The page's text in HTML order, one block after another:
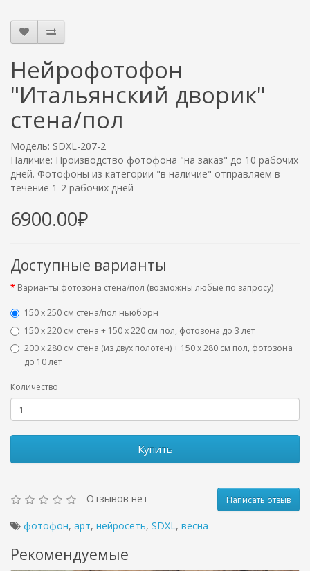
Нейрофотофон
"Итальянский дворик"
стена/пол
Модель: SDXL-207-2
Наличие: Производство фотофона "на заказ" до 10 рабочих
дней. Фотофоны из категории "в наличие" отправляем в
течение 1-2 рабочих дней
6900.00₽
Доступные варианты
Варианты фотозона стена/пол (возможны любые по запросу)
150 х 250 см стена/пол ньюборн
150 х 220 см стена + 150 х 220 см пол, фотозона до 3 лет
200 х 280 см стена (из двух полотен) + 150 х 280 см пол, фотозона
до 10 лет
Количество
Купить
Отзывов нет Написать отзыв
фотофон, арт, нейросеть, SDXL, весна
Рекомендуемые